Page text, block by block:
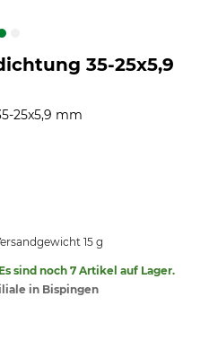
35-25x5,9
25x5,9 mm
15 g
sind noch 7 Artikel auf Lager.
in Bispingen